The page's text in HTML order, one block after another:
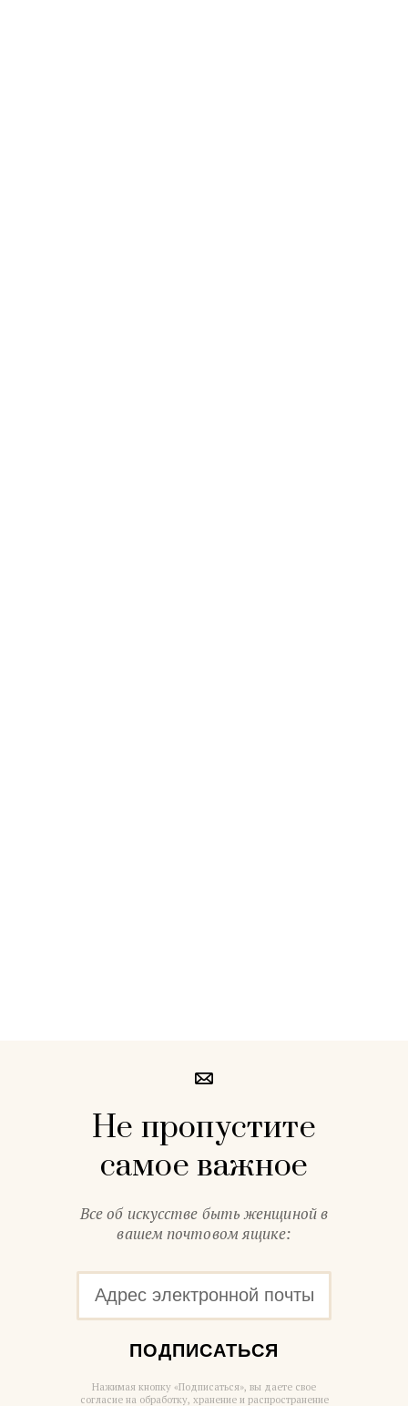
Не пропустите
самое важное
Все об искусстве быть женщиной в
вашем почтовом ящике:
ПОДПИСАТЬСЯ
Нажимая кнопку «Подписаться», вы даете свое
согласие на обработку, хранение и распространение